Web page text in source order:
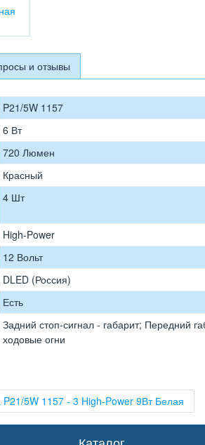
и отзывы
P21/5W 1157
6 Вт
720 Люмен
Красный
4 Шт
High-Power
12 Вольт
DLED (Россия)
Есть
Задний стоп-сигнал - габарит; Передний
ходовые огни
5W 1157 - 3 High-Power 9Вт Белая